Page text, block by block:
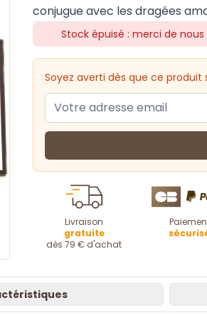
conjugue avec les dragées
Stock épuisé : merci de
Soyez averti dès que ce produit
Livraison
gratuite
dès 79 € d'achat